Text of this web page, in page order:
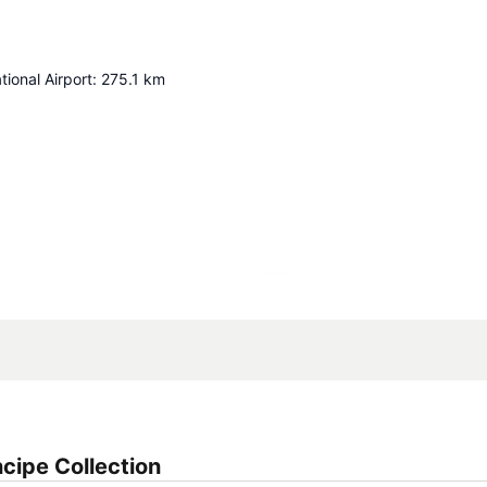
Airport: 275.1 km
Collection